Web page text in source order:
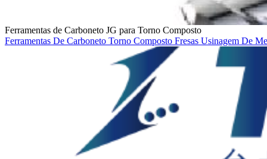
Ferramentas de Carboneto JG para Torno Composto
Ferramentas De Carboneto Torno Composto Fresas Usinagem De